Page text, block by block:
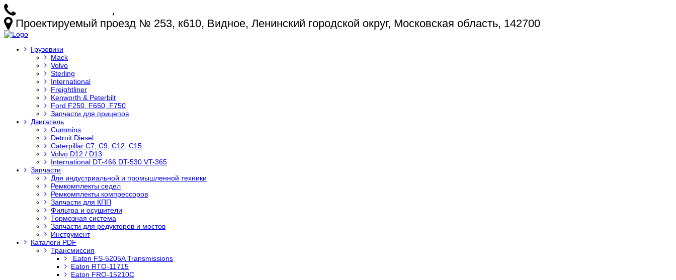
,
Проектируемый проезд № 253, к610, Видное, Ленинский городской округ, Московская область, 142700
Грузовики
Mack
Volvo
Sterling
International
Freightliner
Kenworth & Peterbilt
Ford F250, F650, F750
Запчасти для прицепов
Двигатель
Cummins
Detroit Diesel
Caterpillar C7, C9, C12, C15
Volvo D12 / D13
International DT-466 DT-530 VT-365
Запчасти
Для индустриальной и промышленной техники
Ремкомплекты седел
Ремкомплекты компрессоров
Запчасти для КПП
Фильтра и осушители
Тормозная система
Запчасти для редукторов и мостов
Инструмент
Каталоги PDF
Трансмиссия
Eaton FS-5205A Transmissions
Eaton RTO-11715
Eaton FRO-15210C